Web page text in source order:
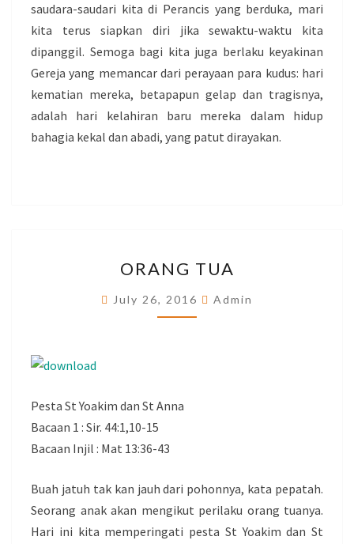
saudara-saudari kita di Perancis yang berduka, mari
kita terus siapkan diri jika sewaktu-waktu kita
dipanggil. Semoga bagi kita juga berlaku keyakinan
Gereja yang memancar dari perayaan para kudus: hari
kematian mereka, betapapun gelap dan tragisnya,
adalah hari kelahiran baru mereka dalam hidup
bahagia kekal dan abadi, yang patut dirayakan.
TUA
ORANG TUA
July 26, 2016 Admin
Pesta St Yoakim dan St Anna
Bacaan 1 : Sir. 44:1,10-15
Bacaan Injil : Mat 13:36-43
Buah jatuh tak kan jauh dari pohonnya, kata pepatah.
Seorang anak akan mengikut perilaku orang tuanya.
Hari ini kita memperingati pesta St Yoakim dan St